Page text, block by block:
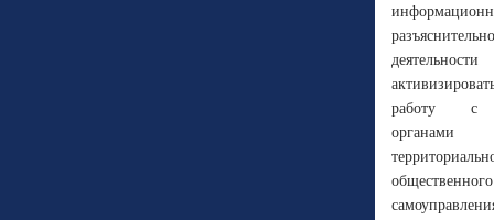
деятельности
работу с
органами
общественного